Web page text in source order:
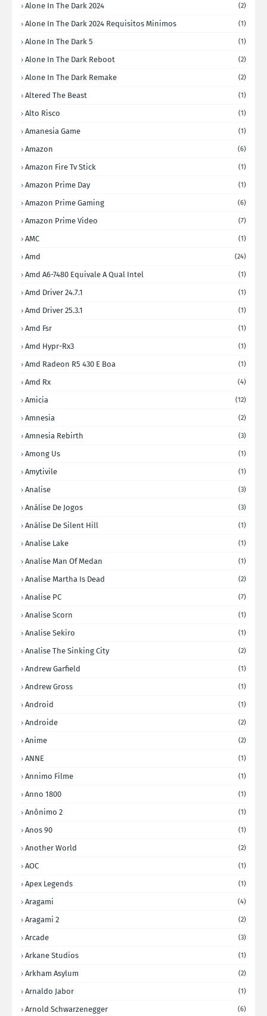
Alone In The Dark 2024 (2)
Alone In The Dark 2024 Requisitos Minimos (1)
Alone In The Dark 5 (1)
Alone In The Dark Reboot (2)
Alone In The Dark Remake (2)
Altered The Beast (1)
Alto Risco (1)
Amanesia Game (1)
Amazon (6)
Amazon Fire Tv Stick (1)
Amazon Prime Day (1)
Amazon Prime Gaming (6)
Amazon Prime Video (7)
AMC (1)
Amd (24)
Amd A6-7480 Equivale A Qual Intel (1)
Amd Driver 24.7.1 (1)
Amd Driver 25.3.1 (1)
Amd Fsr (1)
Amd Hypr-Rx3 (1)
Amd Radeon R5 430 E Boa (1)
Amd Rx (4)
Amicia (12)
Amnesia (2)
Amnesia Rebirth (3)
Among Us (1)
Amytivile (1)
Analise (3)
Análise De Jogos (3)
Análise De Silent Hill (1)
Analise Lake (1)
Analise Man Of Medan (1)
Analise Martha Is Dead (2)
Analise PC (7)
Analise Scorn (1)
Analise Sekiro (1)
Analise The Sinking City (2)
Andrew Garfield (1)
Andrew Gross (1)
Android (1)
Androide (2)
Anime (2)
ANNE (1)
Annimo Filme (1)
Anno 1800 (1)
Anônimo 2 (1)
Anos 90 (1)
Another World (2)
AOC (1)
Apex Legends (1)
Aragami (4)
Aragami 2 (2)
Arcade (3)
Arkane Studios (1)
Arkham Asylum (2)
Arnaldo Jabor (1)
Arnold Schwarzenegger (6)